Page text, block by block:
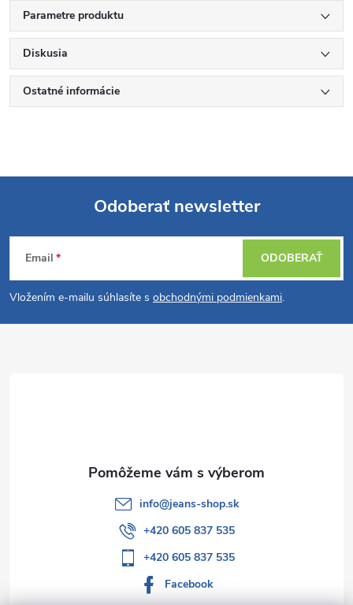
Parametre produktu
Diskusia
Ostatné informácie
Z
á
p
Odoberať newsletter
Email
Vložením e-mailu súhlasíte s obchodnými podmienkami.
ODOBERAŤ
info@jeans-shop.sk
+420 605 837 535
+420 605 837 535
Facebook